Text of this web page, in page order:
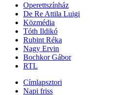
Operettszínház
De Re Attila Luigi
Közmédia
Tóth Ildikó
Rubint Réka
Nagy Ervin
Bochkor Gábor
RTL
Címlapsztori
Napi friss